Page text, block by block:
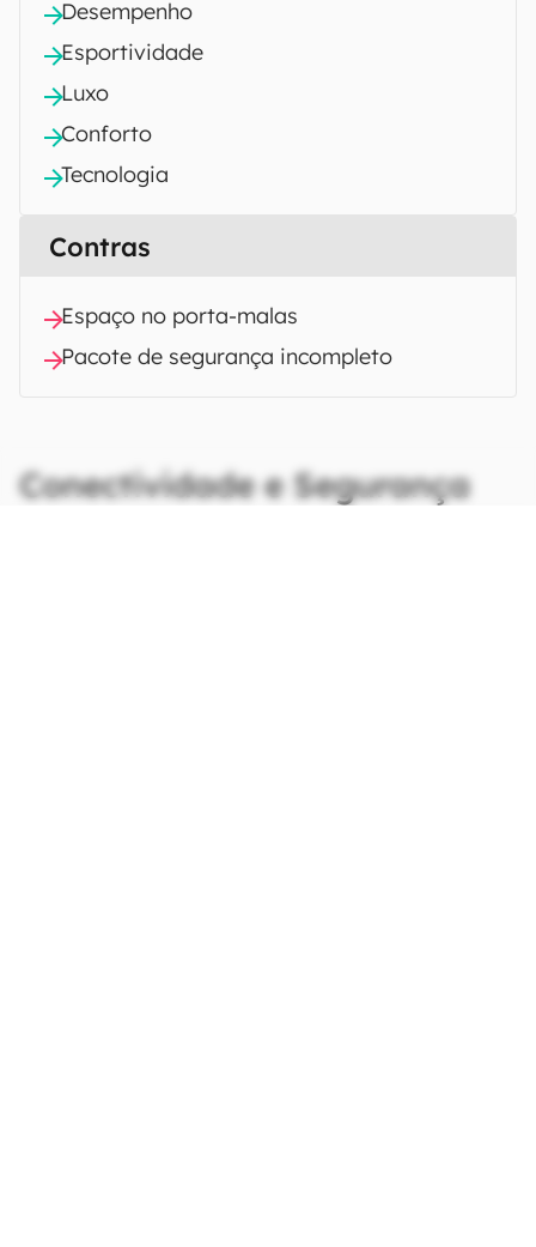
Desempenho
Esportividade
Luxo
Conforto
Tecnologia
Contras
Espaço no porta-malas
Pacote de segurança incompleto
Conectividade e Segurança